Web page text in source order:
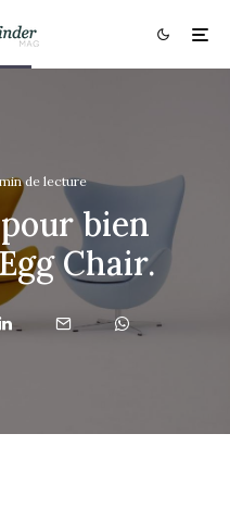
de lecture
bien
Chair.